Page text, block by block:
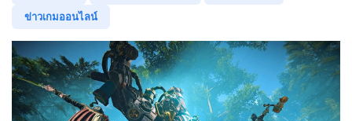
ข่าวเกมออนไลน์